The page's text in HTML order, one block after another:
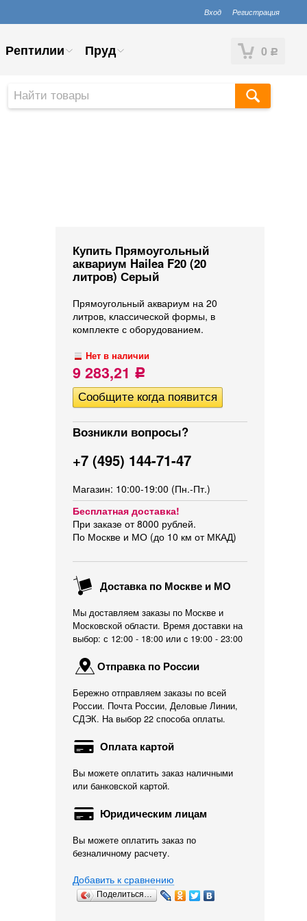
Вход Регистрация
0 Р
Рептилии Пруд
Купить ​Прямоугольный
аквариум Hailea F20 (20
литров) Серый
Прямоугольный аквариум на 20
литров, классической формы, в
комплекте с оборудованием.
Нет в наличии
9 283,21 Р
Возникли вопросы?
+7 (495) 144-71-47
Магазин: 10:00-19:00 (Пн.-Пт.)
Бесплатная доставка!
При заказе от 8000 рублей.
По Москве и МО (до 10 км от МКАД)
Доставка по Москве и МО
Мы доставляем заказы по Москве и
Московской области. Время доставки на
выбор: с 12:00 - 18:00 или c 19:00 - 23:00
Отправка по России
Бережно отправляем заказы по всей
России. Почта России, Деловые Линии,
СДЭК. На выбор 22 способа оплаты.
Оплата картой
Вы можете оплатить заказ наличными
или банковской картой.
Юридическим лицам
Вы можете оплатить заказ по
безналичному расчету.
Добавить к сравнению
Поделиться…